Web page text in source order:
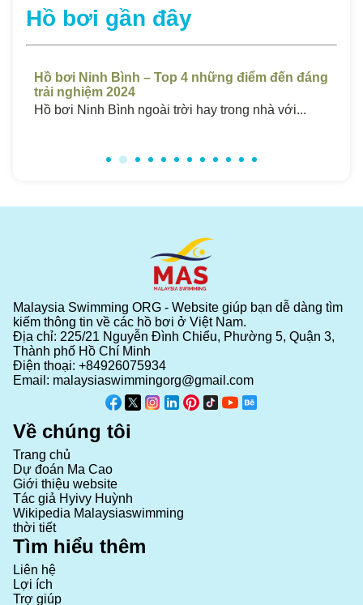
Hồ bơi gần đây
Hồ bơi Ninh Bình – Top 4 những điểm đến đáng
trải nghiệm 2024
Hồ bơi Ninh Bình ngoài trời hay trong nhà với...
Malaysia Swimming ORG - Website giúp bạn dễ dàng tìm
kiếm thông tin về các hồ bơi ở Việt Nam.
Địa chỉ: 225/21 Nguyễn Đình Chiểu, Phường 5, Quận 3,
Thành phố Hồ Chí Minh
Điện thoại: +84926075934
Email: malaysiaswimmingorg@gmail.com
Về chúng tôi
Trang chủ
Dự đoán Ma Cao
Giới thiệu website
Tác giả Hyivy Huỳnh
Wikipedia Malaysiaswimming
thời tiết
Tìm hiểu thêm
Liên hệ
Lợi ích
Trợ giúp